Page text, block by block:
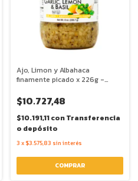
Ajo, Limon y Albahaca
finamente picado x 226g -
$10.727,48
$10.191,11conTransferencia
o depósito
3 x $3.575,83 sin interés